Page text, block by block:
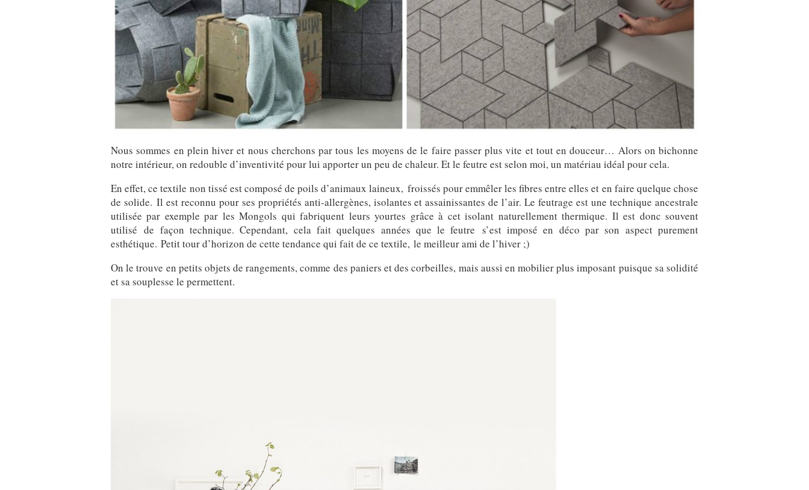
Nous sommes en plein hiver et nous cherchons par tous les moyens de le faire passer plus vite et tout en douceur… Alors on bichonne
notre intérieur, on redouble d’inventivité pour lui apporter un peu de chaleur. Et le feutre est selon moi, un matériau idéal pour cela.
En effet, ce textile non tissé est composé de poils d’animaux laineux, froissés pour emmêler les fibres entre elles et en faire quelque chose
de solide. Il est reconnu pour ses propriétés anti-allergènes, isolantes et assainissantes de l’air. Le feutrage est une technique ancestrale
utilisée par exemple par les Mongols qui fabriquent leurs yourtes grâce à cet isolant naturellement thermique. Il est donc souvent
utilisé de façon technique. Cependant, cela fait quelques années que le feutre s’est imposé en déco par son aspect purement
esthétique. Petit tour d’horizon de cette tendance qui fait de ce textile, le meilleur ami de l’hiver ;)
On le trouve en petits objets de rangements, comme des paniers et des corbeilles, mais aussi en mobilier plus imposant puisque sa solidité
et sa souplesse le permettent.